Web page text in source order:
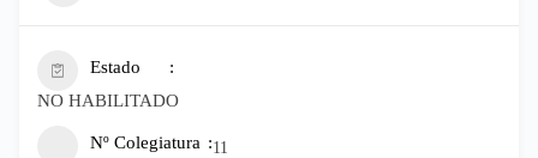
Estado
NO HABILITADO
Nº Colegiatura 11